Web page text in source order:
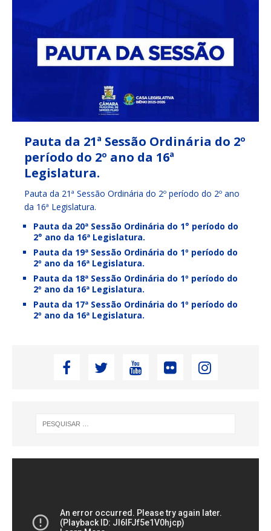
Pauta da 21ª Sessão Ordinária do 2º
período do 2º ano da 16ª
Legislatura.
Pauta da 21ª Sessão Ordinária do 2º período do 2º ano
da 16ª Legislatura.
Pauta da 20ª Sessão Ordinária do 1° período do
2° ano da 16ª Legislatura.
Pauta da 19ª Sessão Ordinária do 1º período do
2º ano da 16ª Legislatura.
Pauta da 18ª Sessão Ordinária do 1º período do
2º ano da 16ª Legislatura.
Pauta da 17ª Sessão Ordinária do 1º período do
2º ano da 16ª Legislatura.